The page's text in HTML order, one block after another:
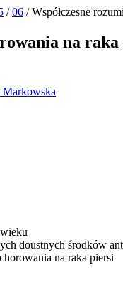
/06 / Współczesne
na
Markowska
doustnych środków
na raka piersi